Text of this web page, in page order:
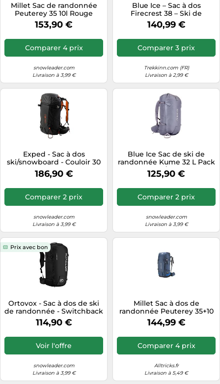
Millet Sac de randonnée
Peuterey 35 10l Rouge
153,90 €
Comparer 4 prix
snowleader.com
Livraison à 3,99 €
Blue Ice – Sac à dos
Firecrest 38 – Ski de
randonnée et alpinisme –
Dark Slate (Gris) Taille M/L
140,99 €
Comparer 3 prix
Trekkinn.com (FR)
Livraison à 2,99 €
Exped - Sac à dos
ski/snowboard - Couloir 30
Black - Noir Noir
186,90 €
Comparer 2 prix
snowleader.com
Livraison à 3,99 €
Blue Ice Sac de ski de
randonnée Kume 32 L Pack
S/M
125,90 €
Comparer 2 prix
snowleader.com
Livraison à 3,99 €
Prix avec bon
Ortovox - Sac à dos de ski
de randonnée - Switchback
27 Black Raven - Noir Noir
114,90 €
Voir l'offre
snowleader.com
Livraison à 3,99 €
Millet Sac à dos de
randonnée Peuterey 35+10
Femme Bleu
144,99 €
Comparer 4 prix
Alltricks.fr
Livraison à 5,49 €